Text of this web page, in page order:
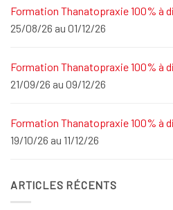
Formation Thanatopraxie 100% à
25/08/26 au 01/12/26
Formation Thanatopraxie 100% à
21/09/26 au 09/12/26
Formation Thanatopraxie 100% à
19/10/26 au 11/12/26
ARTICLES RÉCENTS